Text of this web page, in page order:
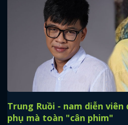
Trung Ruồi - nam diễn viên
phụ mà toàn "cân phim"